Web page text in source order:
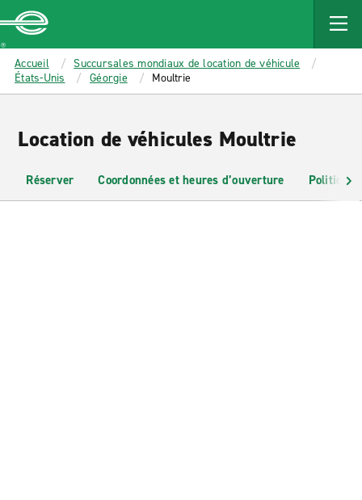
MAIN
CONTENT
Enterprise
Accueil
Succursales mondiaux de location de véhicule
États-Unis
Géorgie Moultrie
Location de véhicules Moultrie
Réserver Coordonnées et heures d’ouverture Politiques